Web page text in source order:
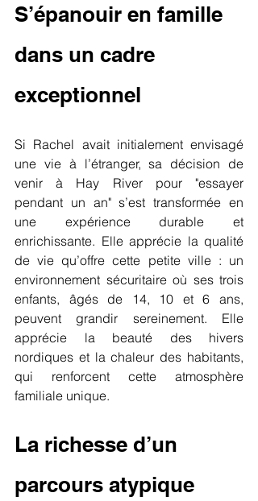
S’épanouir en famille
dans un cadre
exceptionnel
Si Rachel avait initialement envisagé
une vie à l’étranger, sa décision de
venir à Hay River pour "essayer
pendant un an" s’est transformée en
une expérience durable et
enrichissante. Elle apprécie la qualité
de vie qu’offre cette petite ville : un
environnement sécuritaire où ses trois
enfants, âgés de 14, 10 et 6 ans,
peuvent grandir sereinement. Elle
apprécie la beauté des hivers
nordiques et la chaleur des habitants,
qui renforcent cette atmosphère
familiale unique.
La richesse d’un
parcours atypique